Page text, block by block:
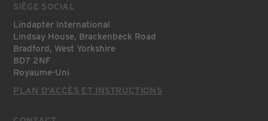
SIÈGE SOCIAL
Lindapter International
Lindsay House, Brackenbeck Road
Bradford, West Yorkshire
BD7 2NF
Royaume-Uni
PLAN D’ACCÈS ET INSTRUCTIONS